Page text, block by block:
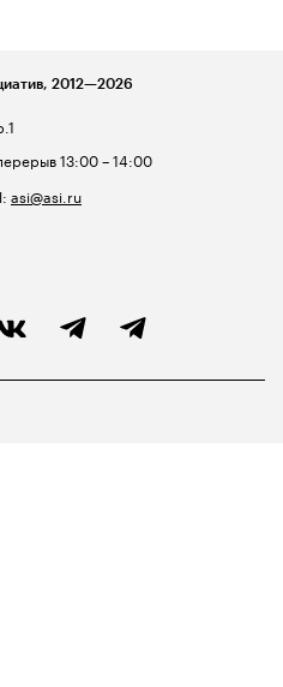
13:00 – 14:00
asi@asi.ru
2012—2026